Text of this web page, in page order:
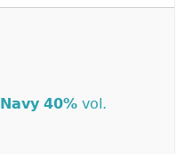
Navy 40% vol.